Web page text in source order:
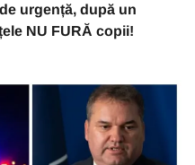
urgență, după un
NU FURĂ copii!